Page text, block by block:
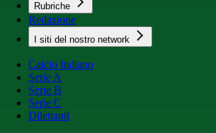
Rubriche
Redazione
I siti del nostro network
Calcio Italiano
Serie A
Serie B
Serie C
Dilettanti